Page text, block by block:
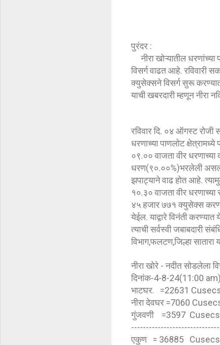
पुरंदर :
नीरा खोऱ्यातील
विसर्ग वाढत आहे. रविवारी
क्युसेक्सने विसर्ग सुरू
याची खबरदारी म्हणून नीरा
रविवार दि. ०४ ऑगस्ट रोजी
धरणाच्या पाणलोट
०९.०० वाजता वीर
धरण(९०.००%)भरलेली
झपाट्याने वाढ होत आहे.
१०.३० वाजता वीर
४५ हजार ७७१ क्युसेक्स
येईल. याद्वारे विनंती
त्याची सर्वस्वी जबाबदारी
विभाग,फलटण,जिल्हा सातारा
नीरा खोरे - नदीत सोडलेला
दिनांक-4-8-24(11:00 am)
भाटघर. =22631
नीरा देवघर =7060
गुंजवणी =3597 Cusecs
एकुण = 36885 Cusecs